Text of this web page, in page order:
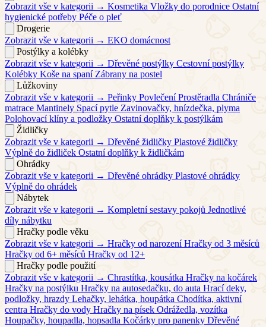
Zobrazit vše v kategorii → Kosmetika Vložky do porodnice Ostatní
hygienické potřeby Péče o pleť
Drogerie
Zobrazit vše v kategorii → EKO domácnost
Postýlky a kolébky
Zobrazit vše v kategorii → Dřevěné postýlky Cestovní postýlky
Kolébky Koše na spaní Zábrany na postel
Lůžkoviny
Zobrazit vše v kategorii → Peřinky Povlečení Prostěradla Chrániče
matrace Mantinely Spací pytle Zavinovačky, hnízdečka, plyma
Polohovací klíny a podložky Ostatní doplňky k postýlkám
Židličky
Zobrazit vše v kategorii → Dřevěné židličky Plastové židličky
Výplně do židliček Ostatní doplňky k židličkám
Ohrádky
Zobrazit vše v kategorii → Dřevěné ohrádky Plastové ohrádky
Výplně do ohrádek
Nábytek
Zobrazit vše v kategorii → Kompletní sestavy pokojů Jednotlivé
díly nábytku
Hračky podle věku
Zobrazit vše v kategorii → Hračky od narození Hračky od 3 měsíců
Hračky od 6+ měsíců Hračky od 12+
Hračky podle použití
Zobrazit vše v kategorii → Chrastítka, kousátka Hračky na kočárek
Hračky na postýlku Hračky na autosedačku, do auta Hrací deky,
podložky, hrazdy Lehačky, lehátka, houpátka Chodítka, aktivní
centra Hračky do vody Hračky na písek Odrážedla, vozítka
Houpačky, houpadla, hopsadla Kočárky pro panenky Dřevěné